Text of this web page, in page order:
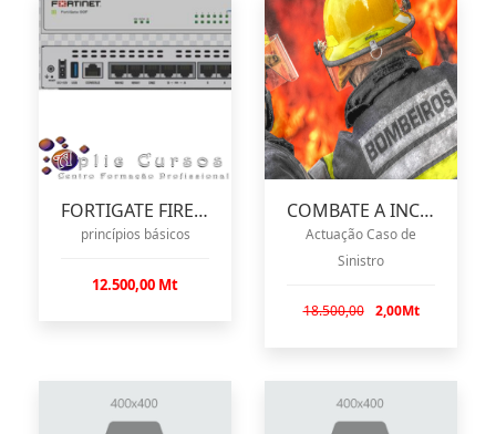
FORTIGATE FIREWALL
princípios básicos
12.500,00 Mt
COMBATE A INCÊNDIOS
Actuação Caso de
Sinistro
18.500,00 2,00Mt